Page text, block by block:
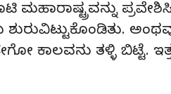
ಮಹಾರಾಷ್ಟ್ರವನ್ನು
ಕಾಲವನು ತಳ್ಳಿ ಬಿಟ್ಟೆ.